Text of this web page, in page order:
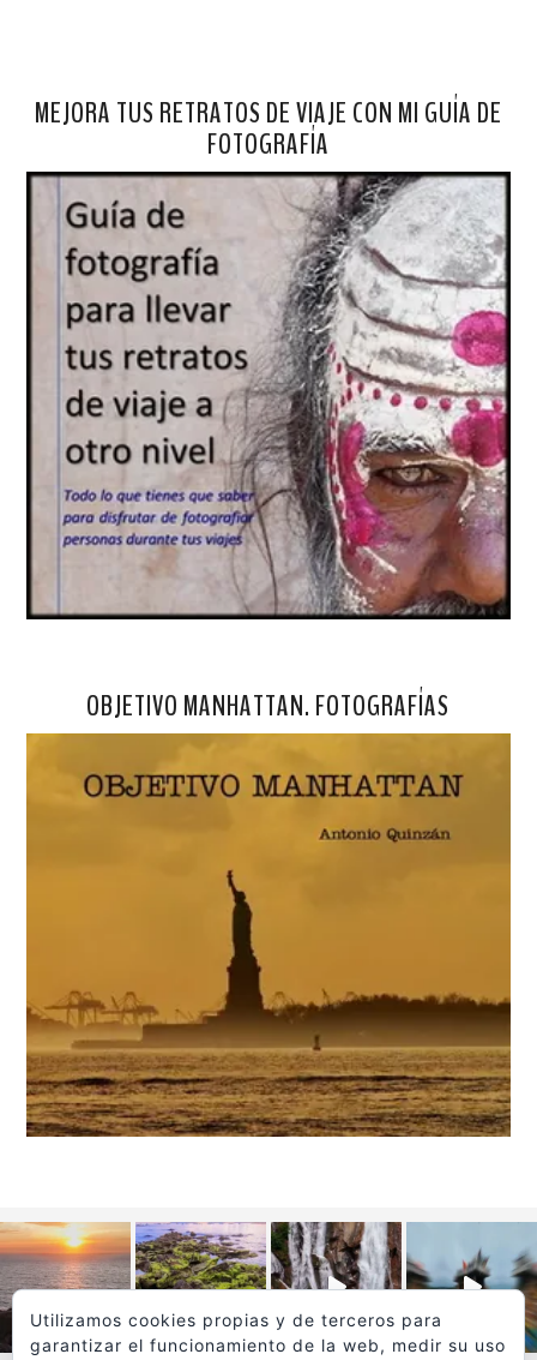
MEJORA TUS RETRATOS DE VIAJE CON MI GUÍA DE
FOTOGRAFÍA
OBJETIVO MANHATTAN. FOTOGRAFÍAS
Utilizamos cookies propias y de terceros para
garantizar el funcionamiento de la web, medir su uso